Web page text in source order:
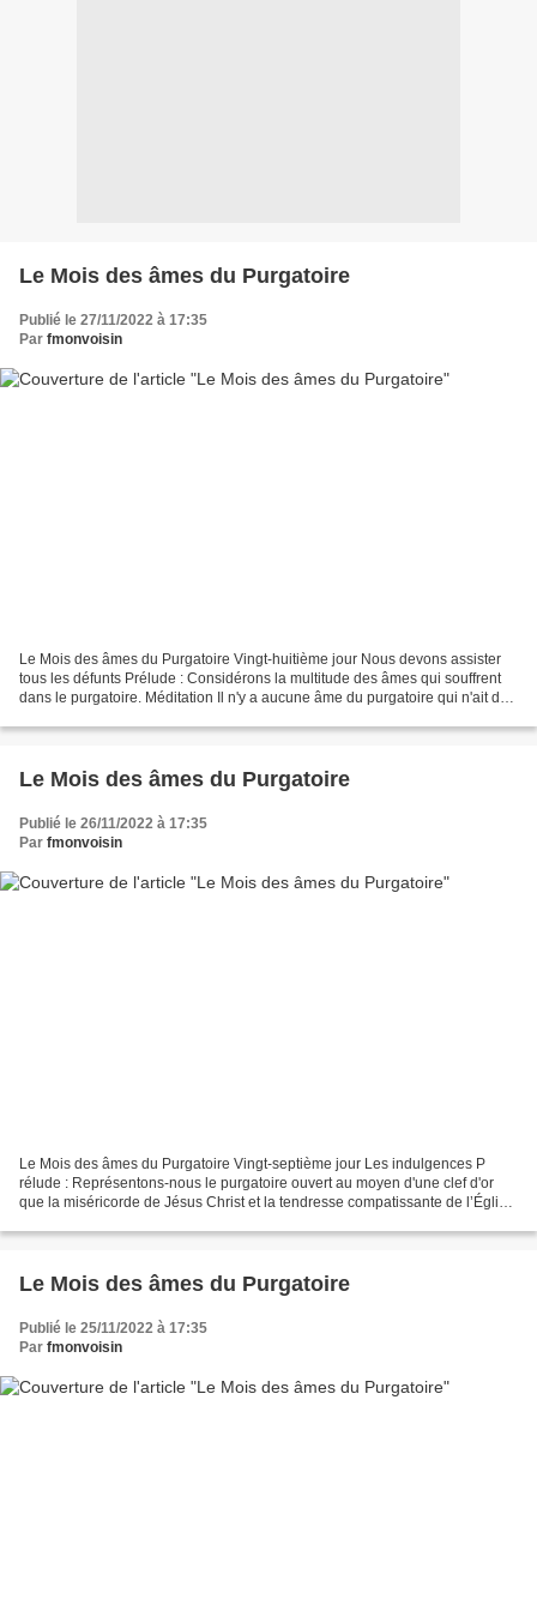
Le Mois des âmes du Purgatoire
Publié le 27/11/2022 à 17:35
Par fmonvoisin
Le Mois des âmes du Purgatoire Vingt-huitième jour Nous devons assister
tous les défunts Prélude : Considérons la multitude des âmes qui souffrent
dans le purgatoire. Méditation Il n'y a aucune âme du purgatoire qui n'ait des
Le Mois des âmes du Purgatoire
Publié le 26/11/2022 à 17:35
Par fmonvoisin
Le Mois des âmes du Purgatoire Vingt-septième jour Les indulgences P
rélude : Représentons-nous le purgatoire ouvert au moyen d'une clef d'or
que la miséricorde de Jésus Christ et la tendresse compatissante de l’Église
Le Mois des âmes du Purgatoire
Publié le 25/11/2022 à 17:35
Par fmonvoisin